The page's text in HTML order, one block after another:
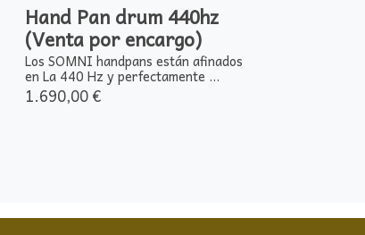
Hand Pan drum 440hz
(Venta por encargo)
Los SOMNI handpans están afinados
en La 440 Hz y perfectamente ...
1.690,00 €